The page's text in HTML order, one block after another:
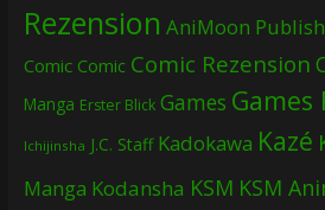
Rezension AniMoon
Comic Comic Comic Rezension
Manga Erster Blick Games Games
Ichijinsha J.C. Staff Kadokawa Kazé
Manga Kodansha KSM KSM